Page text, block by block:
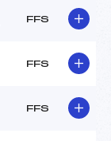
FFS
FFS
FFS